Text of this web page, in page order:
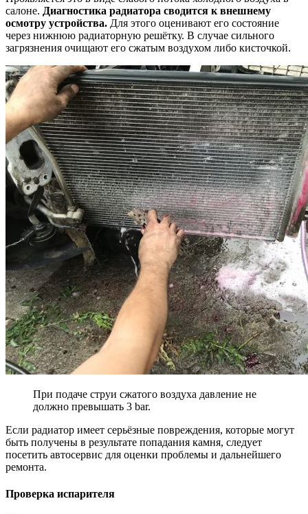
салоне. Диагностика радиатора сводится к внешнему
осмотру устройства. Для этого оценивают его состояние
через нижнюю радиаторную решётку. В случае сильного
загрязнения очищают его сжатым воздухом либо кисточкой.
При подаче струи сжатого воздуха давление не
должно превышать 3 bar.
Если радиатор имеет серьёзные повреждения, которые могут
быть получены в результате попадания камня, следует
посетить автосервис для оценки проблемы и дальнейшего
ремонта.
Проверка испарителя